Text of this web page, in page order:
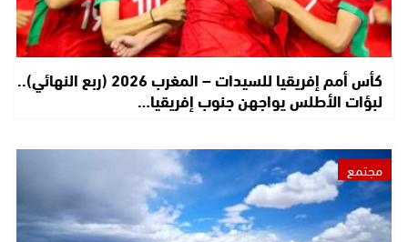
كأس أمم إفريقيا للسيدات – المغرب 2026 (ربع النهائي)..
لبؤات الأطلس يواجهن جنوب إفريقيا…
مجتمع